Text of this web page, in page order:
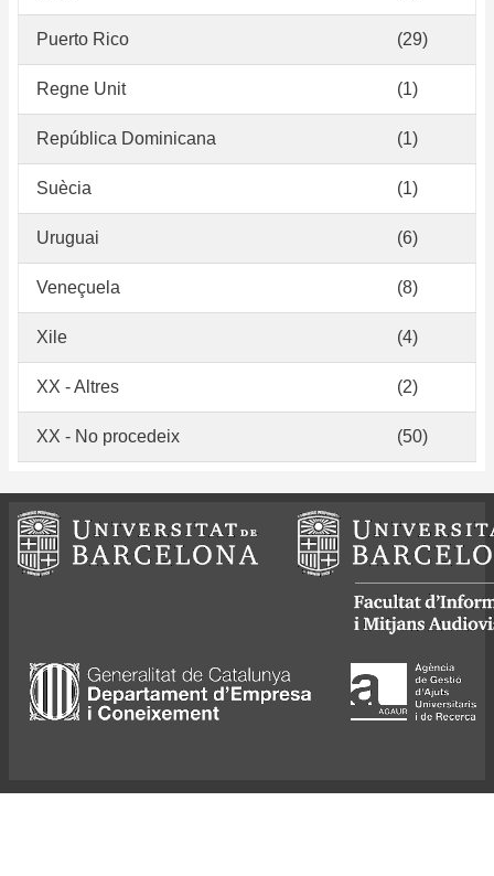
Puerto Rico (29)
Regne Unit (1)
República Dominicana (1)
Suècia (1)
Uruguai (6)
Veneçuela (8)
Xile (4)
XX - Altres (2)
XX - No procedeix (50)